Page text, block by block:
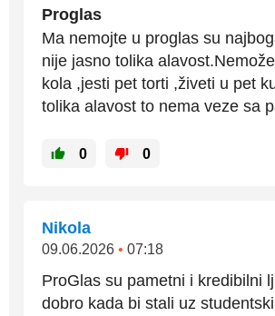
Proglas
Ma nemojte u proglas su
nije jasno tolika
kola ,jesti pet torti ,živeti u pet
tolika alavost to nema veze sa
0 0
Nikola
09.06.2026 • 07:18
ProGlas su pametni i kredibilni
dobro kada bi stali uz